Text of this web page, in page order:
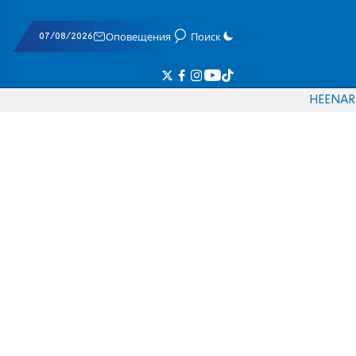
07/08/2026 Оповещения Поиск
HEENAR